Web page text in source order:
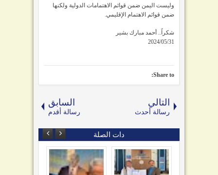
وليست اليمن ضمن قوائم الاهتمامات الدولية ولكنها
ضمن قوائم الاهتمام الإقليمي.
شكراً.. أحمد مبارك بشير
Share to:
التالي
رسالة أحدث
السابق
رسالة أقدم
دات الصلة